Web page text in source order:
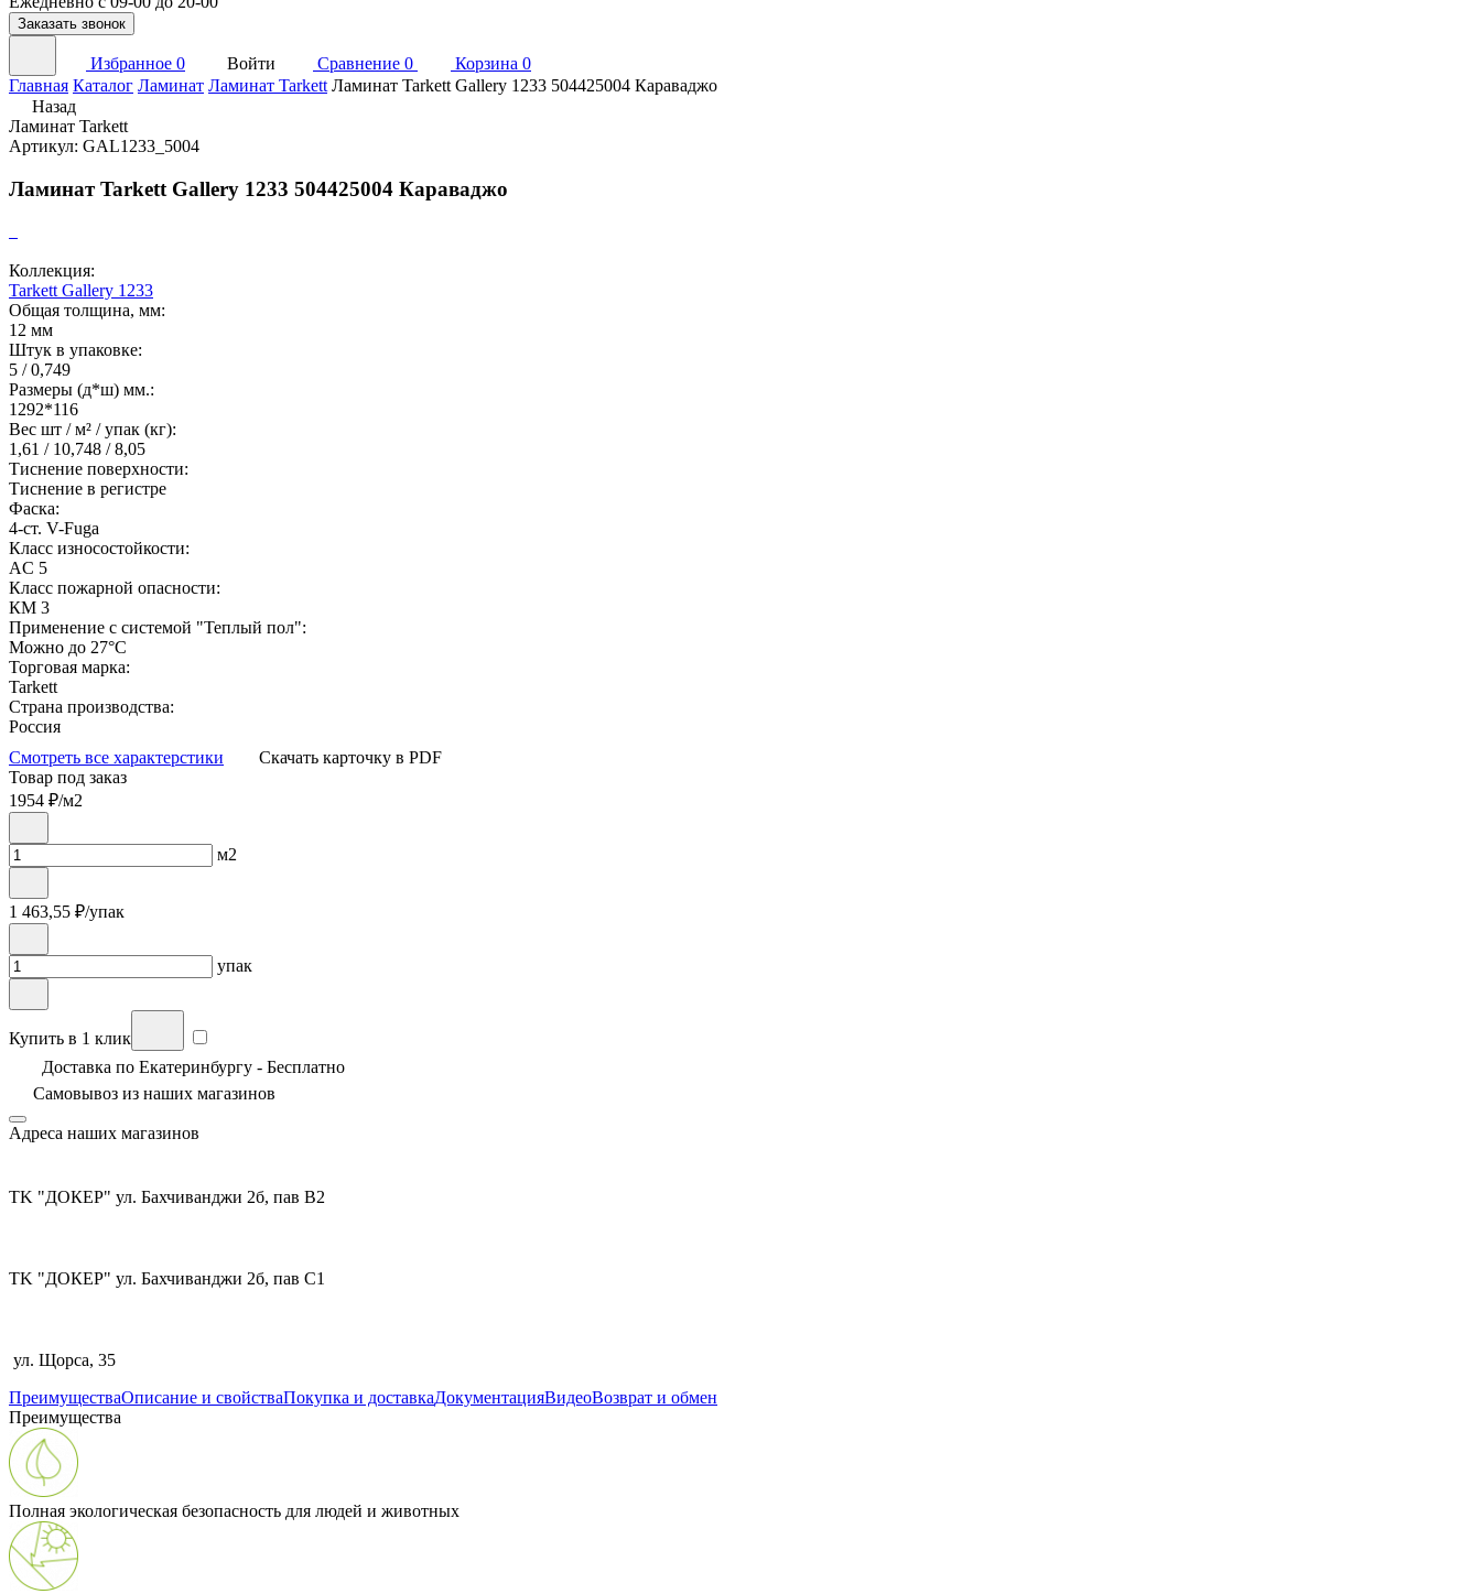
Заказать звонок
Избранное 0 Войти Сравнение 0 Корзина 0
Главная Каталог Ламинат Ламинат Tarkett Ламинат Tarkett Gallery 1233 504425004 Караваджо
Назад
Ламинат Tarkett
Артикул: GAL1233_5004
Ламинат Tarkett Gallery 1233 504425004 Караваджо
Коллекция:
Tarkett Gallery 1233
Общая толщина, мм:
12 мм
Штук в упаковке:
5 / 0,749
Размеры (д*ш) мм.:
1292*116
Вес шт / м² / упак (кг):
1,61 / 10,748 / 8,05
Тиснение поверхности:
Тиснение в регистре
Фаска:
4-ст. V-Fuga
Класс износостойкости:
AC 5
Класс пожарной опасности:
КМ 3
Применение с системой "Теплый пол":
Можно до 27°С
Торговая марка:
Tarkett
Страна производства:
Россия
Смотреть все характерстики
Скачать карточку в PDF
Товар под заказ
1954 ₽/м2
м2
1 463,55 ₽/упак
упак
Купить в 1 клик
Доставка по Екатеринбургу - Бесплатно
Самовывоз из наших магазинов
Адреса наших магазинов
TK "ДОКЕР" ул. Бахчиванджи 2б, пав В2
TK "ДОКЕР" ул. Бахчиванджи 2б, пав С1
ул. Щорса, 35
ПреимуществаОписание и свойстваПокупка и доставкаДокументацияВидеоВозврат и обмен
Преимущества
Полная экологическая безопасность для людей и животных